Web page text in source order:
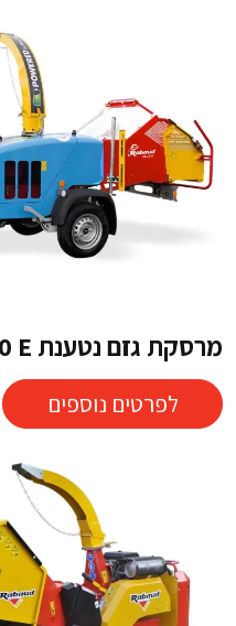
מרסקת גזם נטענת VEGETOR 160 E
לפרטים נוספים